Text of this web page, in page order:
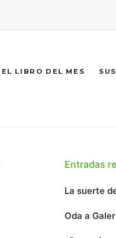
EL LIBRO DEL MES
Entradas
La suerte
Oda a